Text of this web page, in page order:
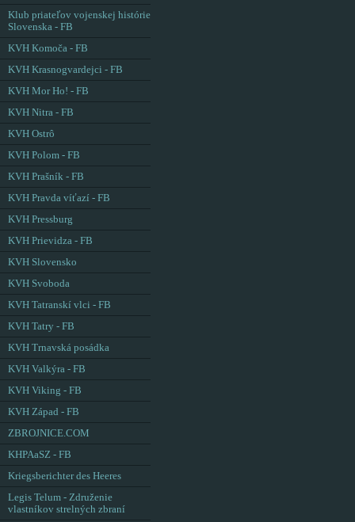
Klub priateľov vojenskej histórie
Slovenska - FB
KVH Komoča - FB
KVH Krasnogvardejci - FB
KVH Mor Ho! - FB
KVH Nitra - FB
KVH Ostrô
KVH Polom - FB
KVH Prašník - FB
KVH Pravda víťazí - FB
KVH Pressburg
KVH Prievidza - FB
KVH Slovensko
KVH Svoboda
KVH Tatranskí vlci - FB
KVH Tatry - FB
KVH Trnavská posádka
KVH Valkýra - FB
KVH Viking - FB
KVH Západ - FB
ZBROJNICE.COM
KHPAaSZ - FB
Kriegsberichter des Heeres
Legis Telum - Združenie
vlastníkov strelných zbraní